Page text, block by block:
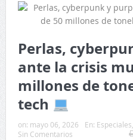
Perlas,
ante la crisis
millones de
tech
on: mayo 06, 2026 En: Especiales
Sin Comentarios